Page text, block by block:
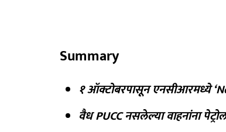
Summary
१ ऑक्टोबरपासून एनसीआरमध्ये
वैध PUCC नसलेल्या वाहनांना